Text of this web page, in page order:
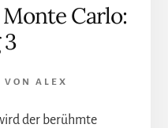
Carlo:
3
VON ALEX
der berühmte